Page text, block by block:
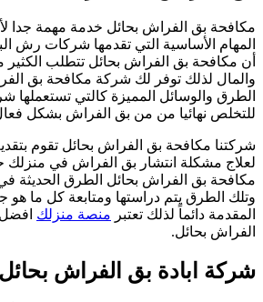
بق الفراش بحائل خدمة مهمة جدا
الأساسية التي تقدمها شركات رش
مكافحة بق الفراش بحائل تتطلب الكثير
لذلك توفر لك شركة مكافحة بق
والوسائل المميزة كالتي تستعملها
نهائيا من من بق الفراش بشكل فعال
مكافحة بق الفراش بحائل تقوم
مشكلة انتشار بق الفراش في منزلك
بق الفراش بحائل الطرق الحديثة في
الطرق يتم دراستها ومتابعة كل ما هو
دائماً لذلك تعتبرمنصة منزلكافضل
بحائل.
ابادة بق الفراش بحائل